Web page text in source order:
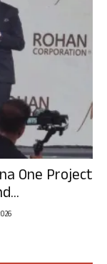
One Project